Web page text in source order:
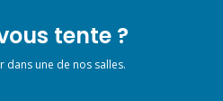
tente ?
dans une de nos salles.